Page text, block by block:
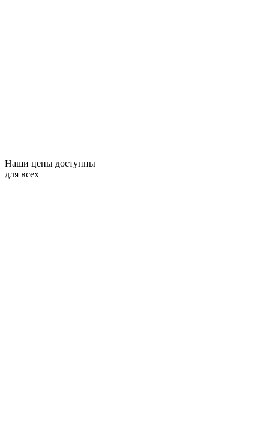
Наши цены доступны
для всех